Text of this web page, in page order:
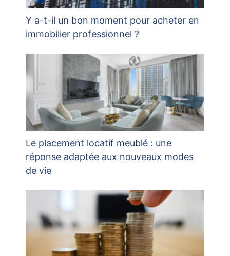
Y a-t-il un bon moment pour acheter en
immobilier professionnel ?
Le placement locatif meublé : une
réponse adaptée aux nouveaux modes
de vie